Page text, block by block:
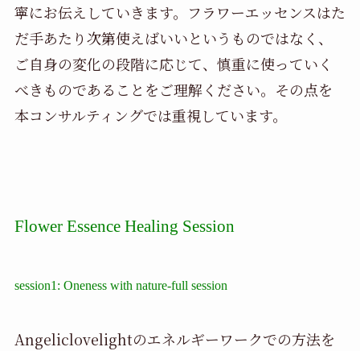
寧にお伝えしていきます。フラワーエッセンスはた
だ手あたり次第使えばいいというものではなく、
ご自身の変化の段階に応じて、慎重に使っていく
べきものであることをご理解ください。その点を
本コンサルティングでは重視しています。
Flower Essence Healing Session
session1: Oneness with nature-full session
Angeliclovelightのエネルギーワークでの方法を